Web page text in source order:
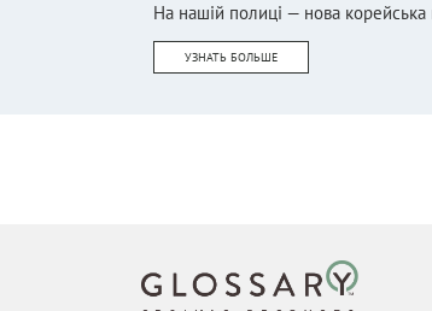
На нашій полиці — нова корейська
УЗНАТЬ БОЛЬШЕ